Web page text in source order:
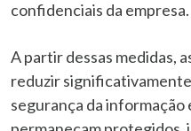
confidenciais da empresa.
A partir dessas medidas,
reduzir
segurança da informação